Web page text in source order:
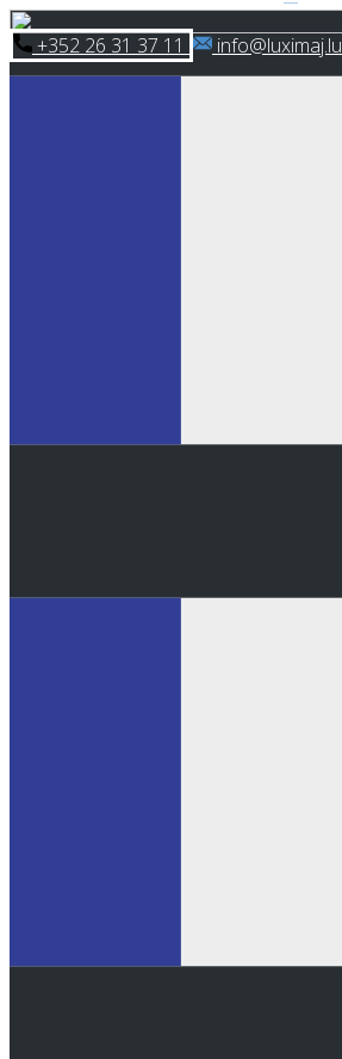
Skip
to
content
​+352 26 31 37 11 ​info@luximaj.lu